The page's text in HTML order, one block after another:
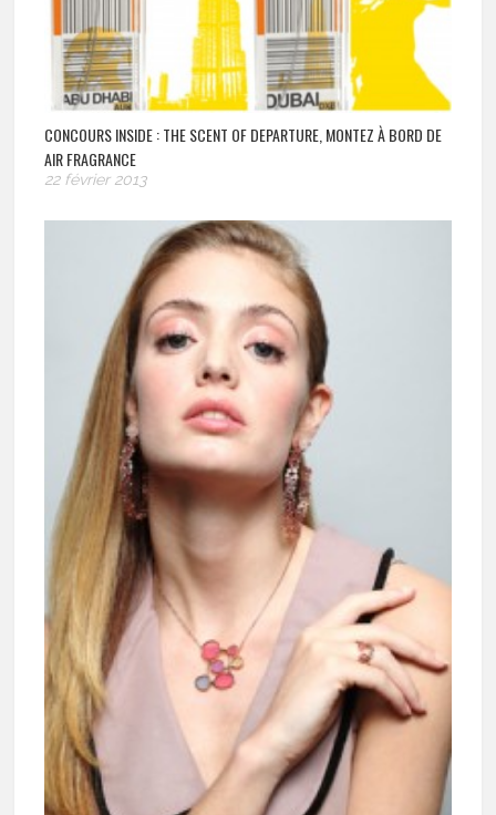
CONCOURS INSIDE : THE SCENT OF DEPARTURE, MONTEZ À BORD DE
AIR FRAGRANCE
22 février 2013